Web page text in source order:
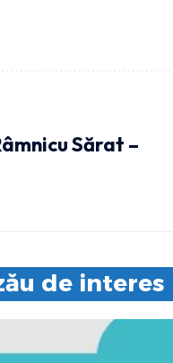
Sărat –
de interes